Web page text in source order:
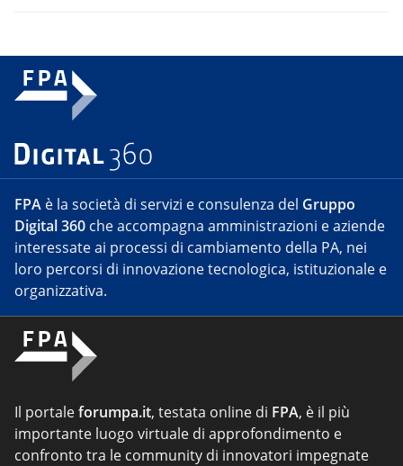
FPA è la società di servizi e consulenza del Gruppo
Digital 360 che accompagna amministrazioni e aziende
interessate ai processi di cambiamento della PA, nei
loro percorsi di innovazione tecnologica, istituzionale e
organizzativa.
Il portaleforumpa.it, testata online di FPA, è il più
importante luogo virtuale di approfondimento e
confronto tra le community di innovatori impegnate